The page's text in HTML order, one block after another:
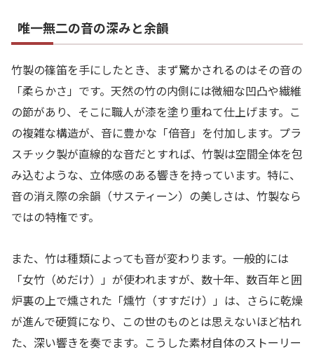
唯一無二の音の深みと余韻
竹製の篠笛を手にしたとき、まず驚かされるのはその音の
「柔らかさ」です。天然の竹の内側には微細な凹凸や繊維
の節があり、そこに職人が漆を塗り重ねて仕上げます。こ
の複雑な構造が、音に豊かな「倍音」を付加します。プラ
スチック製が直線的な音だとすれば、竹製は空間全体を包
み込むような、立体感のある響きを持っています。特に、
音の消え際の余韻（サスティーン）の美しさは、竹製なら
ではの特権です。
また、竹は種類によっても音が変わります。一般的には
「女竹（めだけ）」が使われますが、数十年、数百年と囲
炉裏の上で燻された「燻竹（すすだけ）」は、さらに乾燥
が進んで硬質になり、この世のものとは思えないほど枯れ
た、深い響きを奏でます。こうした素材自体のストーリー